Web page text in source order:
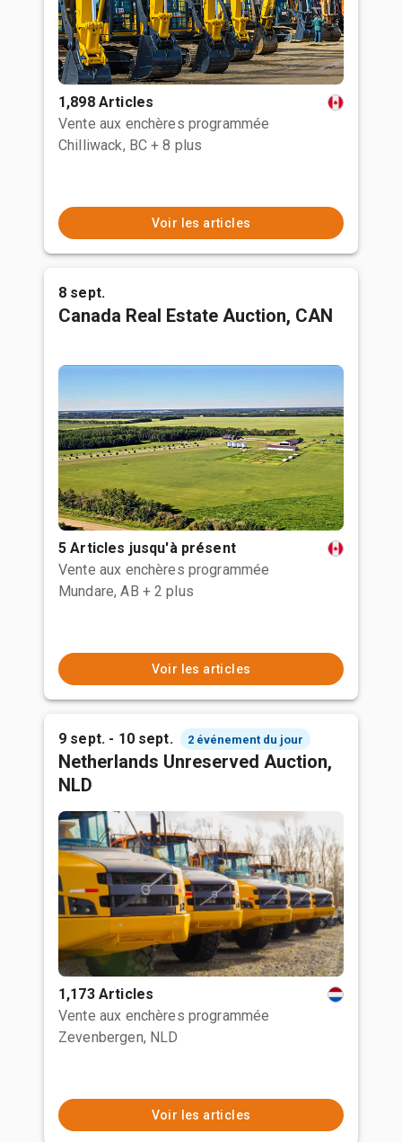
1,898 Articles
Vente aux enchères programmée
Chilliwack, BC + 8 plus
Voir les articles
8 sept.
Canada Real Estate Auction, CAN
5 Articles jusqu'à présent
Vente aux enchères programmée
Mundare, AB + 2 plus
Voir les articles
9 sept. - 10 sept. 2 événement du jour
Netherlands Unreserved Auction,
NLD
1,173 Articles
Vente aux enchères programmée
Zevenbergen, NLD
Voir les articles